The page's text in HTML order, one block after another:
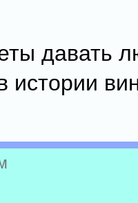
давать
истории